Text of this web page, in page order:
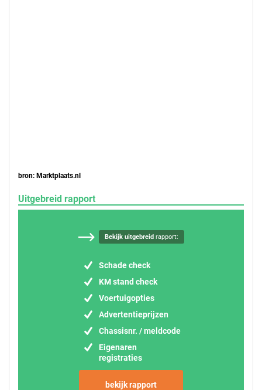
bron: Marktplaats.nl
Uitgebreid rapport
Bekijk uitgebreidrapport:
Schade check
KM stand check
Voertuigopties
Advertentieprijzen
Chassisnr. / meldcode
Eigenaren
registraties
bekijk rapport